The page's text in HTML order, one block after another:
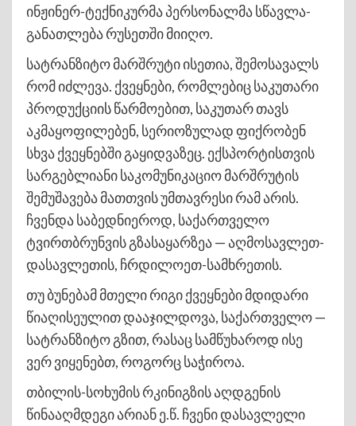
ინჟინერ-ტექნიკურმა პერსონალმა სწავლა-
განათლება რუსეთში მიიღო.
სატრანზიტო მარშრუტი ისეთია, შემოსავალს
რომ იძლევა. ქვეყნები, რომლებიც საკუთარი
პროდუქციის წარმოებით, საკუთარ თავს
აკმაყოფილებენ, სერიოზულად ფიქრობენ
სხვა ქვეყნებში გაყიდვაზეც. ექსპორტისთვის
სარგებლიანი საკომუნიკაციო მარშრუტის
შემუშავება მათთვის უმთავრესი რამ არის.
ჩვენდა საბედნიეროდ, საქართველო
ტვირთბრუნვის გზასაყარზეა — აღმოსავლეთ-
დასავლეთის, ჩრდილოეთ-სამხრეთის.
თუ ბუნებამ მთელი რიგი ქვეყნები მდიდარი
წიაღისეულით დააჯილდოვა, საქართველო —
სატრანზიტო გზით, რასაც სამწუხაროდ ისე
ვერ ვიყენებთ, როგორც საჭიროა.
თბილის-სოხუმის რკინიგზის აღდგენის
წინააღმდეგი არიან ე.წ. ჩვენი დასავლელი